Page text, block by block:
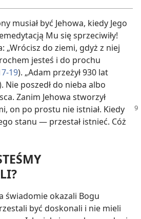
musiał być Jehowa, kiedy Jego
Mu się sprzeciwiły!
„Wrócisz do ziemi, gdyż z niej
jesteś i do prochu
19). „Adam przeżył 930 lat
Nie poszedł do nieba albo
Zanim Jehowa stworzył
on po prostu nie istniał. Kiedy
stanu — przestał istnieć. Cóż
świadomie okazali Bogu
być doskonali i nie mieli